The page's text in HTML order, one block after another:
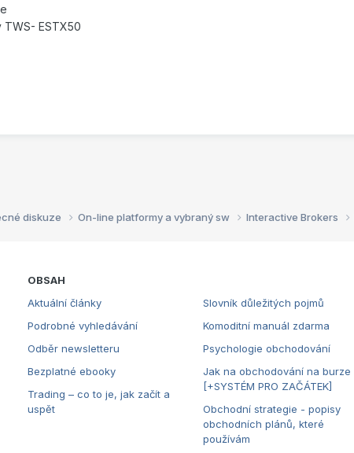
TWS- ESTX50
diskuze On-line platformy a vybraný sw Interactive Brokers
OBSAH
Aktuální články
Podrobné vyhledávání
Odběr newsletteru
Bezplatné ebooky
Trading – co to je, jak začít a
uspět
Slovník důležitých pojmů
Komoditní manuál zdarma
Psychologie obchodování
Jak na obchodování na burze
[+SYSTÉM PRO ZAČÁTEK]
Obchodní strategie - popisy
obchodních plánů, které
používám